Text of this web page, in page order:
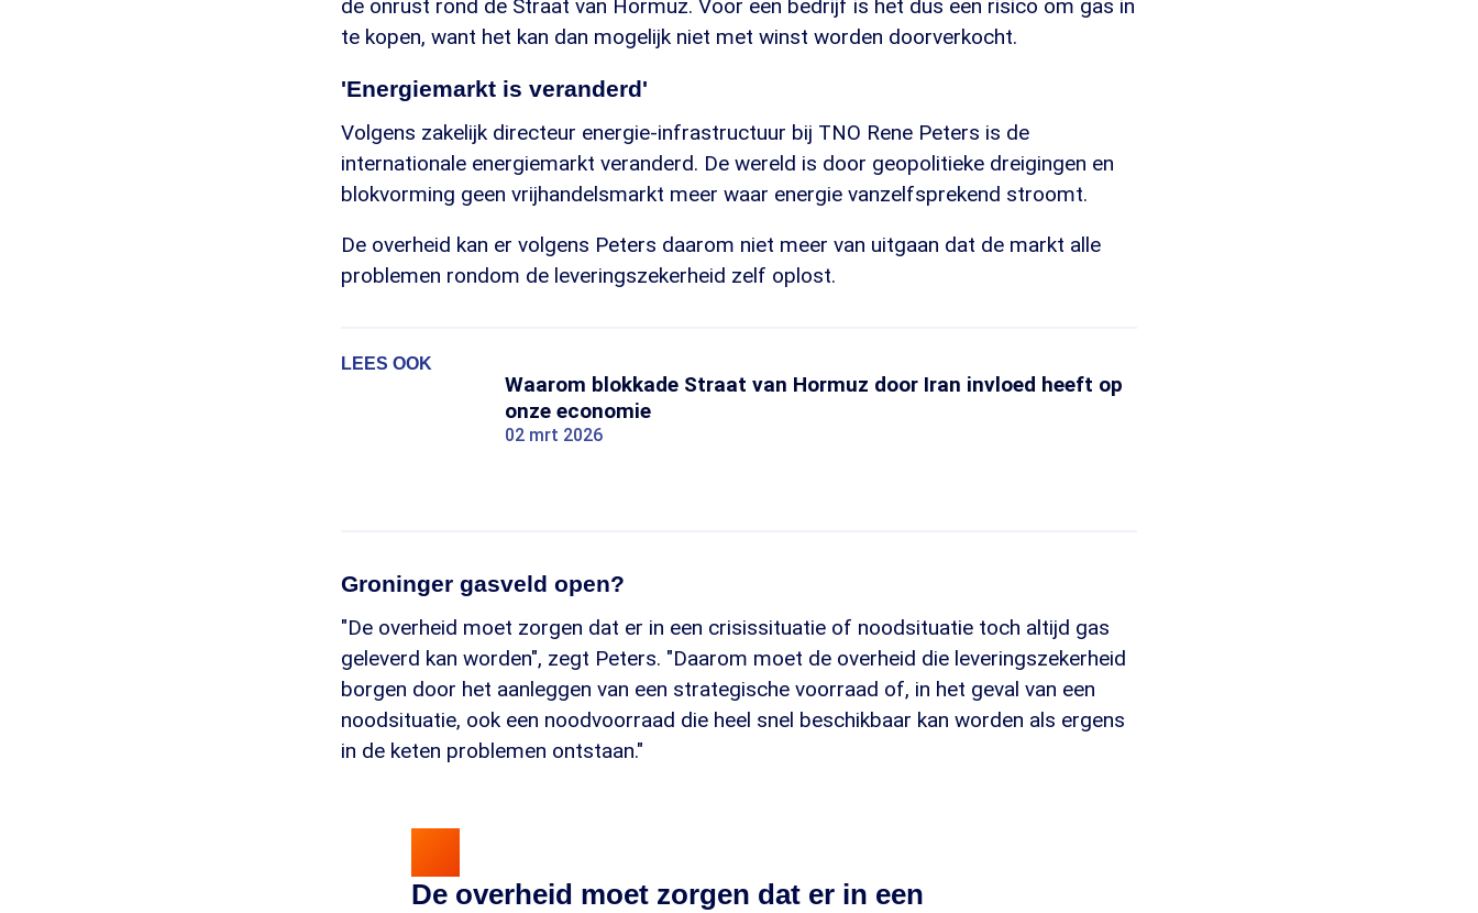
de onrust rond de Straat van Hormuz. Voor een bedrijf is het dus een risico om gas in
te kopen, want het kan dan mogelijk niet met winst worden doorverkocht.
'Energiemarkt is veranderd'
Volgens zakelijk directeur energie-infrastructuur bij TNO Rene Peters is de
internationale energiemarkt veranderd. De wereld is door geopolitieke dreigingen en
blokvorming geen vrijhandelsmarkt meer waar energie vanzelfsprekend stroomt.
De overheid kan er volgens Peters daarom niet meer van uitgaan dat de markt alle
problemen rondom de leveringszekerheid zelf oplost.
LEES OOK
Waarom blokkade Straat van Hormuz door Iran invloed heeft op
onze economie
02 mrt 2026
Groninger gasveld open?
"De overheid moet zorgen dat er in een crisissituatie of noodsituatie toch altijd gas
geleverd kan worden", zegt Peters. "Daarom moet de overheid die leveringszekerheid
borgen door het aanleggen van een strategische voorraad of, in het geval van een
noodsituatie, ook een noodvoorraad die heel snel beschikbaar kan worden als ergens
in de keten problemen ontstaan."
De overheid moet zorgen dat er in een